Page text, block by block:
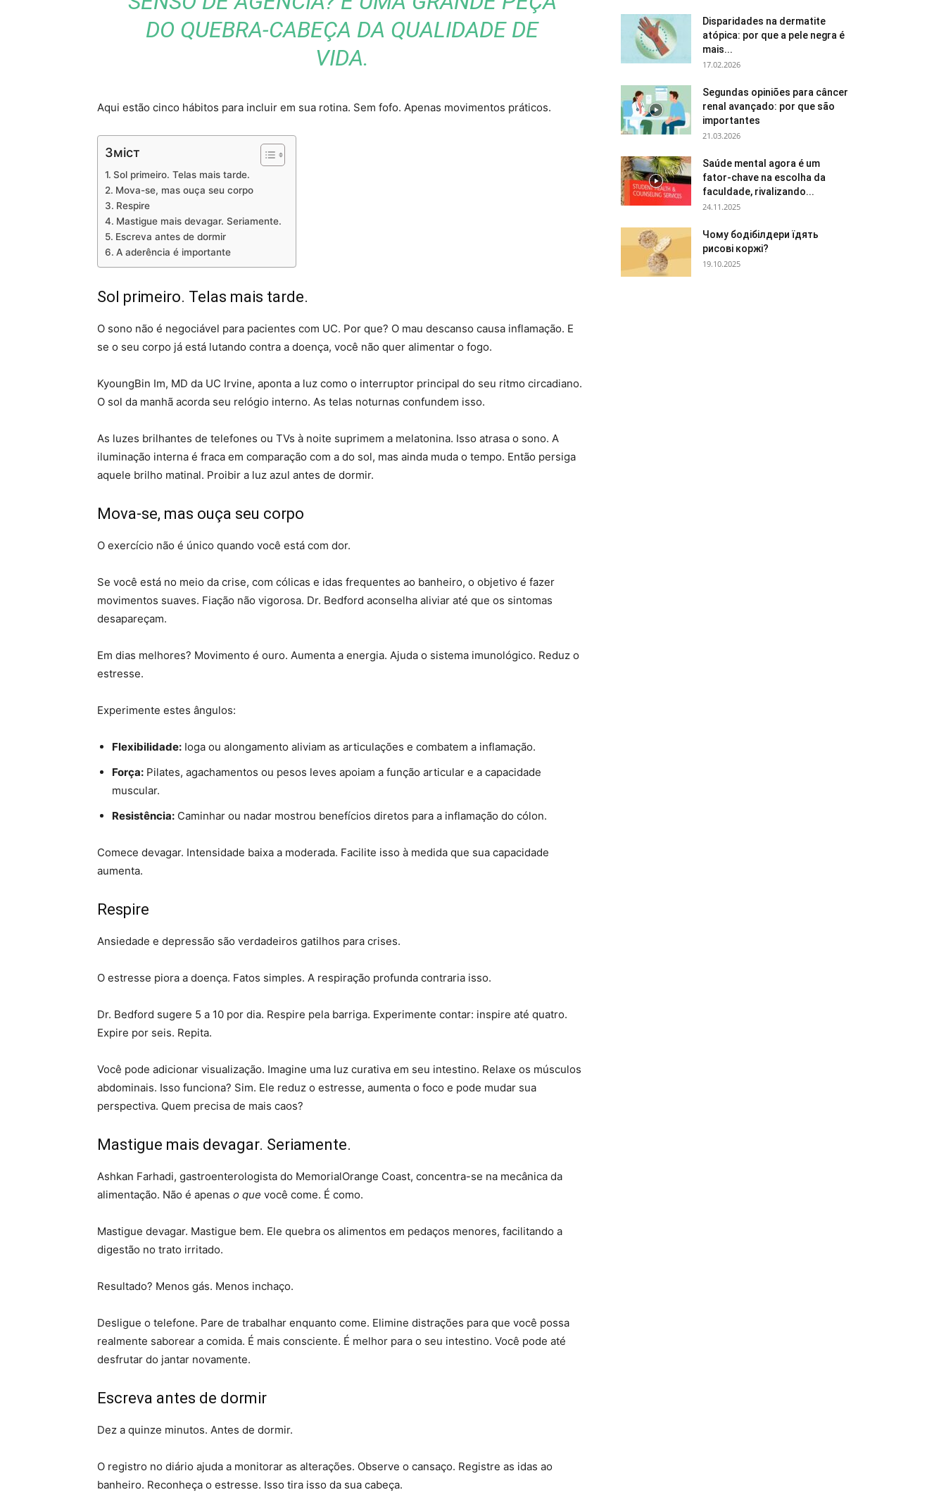
DO QUEBRA-CABEÇA DA QUALIDADE DE
VIDA.
Aqui estão cinco hábitos para incluir em sua rotina. Sem fofo. Apenas movimentos práticos.
Зміст
Sol primeiro. Telas mais tarde.
Mova-se, mas ouça seu corpo
Respire
Mastigue mais devagar. Seriamente.
Escreva antes de dormir
A aderência é importante
Sol primeiro. Telas mais tarde.
O sono não é negociável para pacientes com UC. Por que? O mau descanso causa inflamação. E
se o seu corpo já está lutando contra a doença, você não quer alimentar o fogo.
KyoungBin Im, MD da UC Irvine, aponta a luz como o interruptor principal do seu ritmo circadiano.
O sol da manhã acorda seu relógio interno. As telas noturnas confundem isso.
As luzes brilhantes de telefones ou TVs à noite suprimem a melatonina. Isso atrasa o sono. A
iluminação interna é fraca em comparação com a do sol, mas ainda muda o tempo. Então persiga
aquele brilho matinal. Proibir a luz azul antes de dormir.
Mova-se, mas ouça seu corpo
O exercício não é único quando você está com dor.
Se você está no meio da crise, com cólicas e idas frequentes ao banheiro, o objetivo é fazer
movimentos suaves. Fiação não vigorosa. Dr. Bedford aconselha aliviar até que os sintomas
desapareçam.
Em dias melhores? Movimento é ouro. Aumenta a energia. Ajuda o sistema imunológico. Reduz o
estresse.
Experimente estes ângulos:
Flexibilidade: Ioga ou alongamento aliviam as articulações e combatem a inflamação.
Força: Pilates, agachamentos ou pesos leves apoiam a função articular e a capacidade
muscular.
Resistência: Caminhar ou nadar mostrou benefícios diretos para a inflamação do cólon.
Comece devagar. Intensidade baixa a moderada. Facilite isso à medida que sua capacidade
aumenta.
Respire
Ansiedade e depressão são verdadeiros gatilhos para crises.
O estresse piora a doença. Fatos simples. A respiração profunda contraria isso.
Dr. Bedford sugere 5 a 10 por dia. Respire pela barriga. Experimente contar: inspire até quatro.
Expire por seis. Repita.
Você pode adicionar visualização. Imagine uma luz curativa em seu intestino. Relaxe os músculos
abdominais. Isso funciona? Sim. Ele reduz o estresse, aumenta o foco e pode mudar sua
perspectiva. Quem precisa de mais caos?
Mastigue mais devagar. Seriamente.
Ashkan Farhadi, gastroenterologista do MemorialOrange Coast, concentra-se na mecânica da
alimentação. Não é apenas o que você come. É como.
Mastigue devagar. Mastigue bem. Ele quebra os alimentos em pedaços menores, facilitando a
digestão no trato irritado.
Resultado? Menos gás. Menos inchaço.
Desligue o telefone. Pare de trabalhar enquanto come. Elimine distrações para que você possa
realmente saborear a comida. É mais consciente. É melhor para o seu intestino. Você pode até
desfrutar do jantar novamente.
Escreva antes de dormir
Dez a quinze minutos. Antes de dormir.
O registro no diário ajuda a monitorar as alterações. Observe o cansaço. Registre as idas ao
banheiro. Reconheça o estresse. Isso tira isso da sua cabeça.
Disparidades na dermatite
atópica: por que a pele negra é
mais...
17.02.2026
Segundas opiniões para câncer
renal avançado: por que são
importantes
21.03.2026
Saúde mental agora é um
fator-chave na escolha da
faculdade, rivalizando...
24.11.2025
Чому бодібілдери їдять
рисові коржі?
19.10.2025